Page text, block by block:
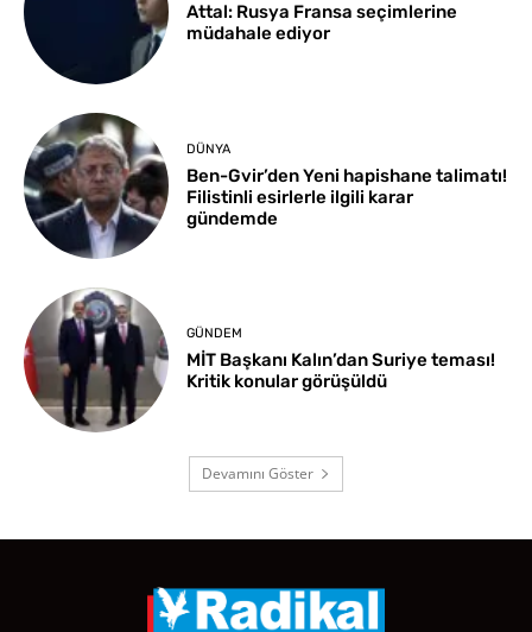
Attal: Rusya Fransa seçimlerine
müdahale ediyor
DÜNYA
Ben-Gvir’den Yeni hapishane talimatı!
Filistinli esirlerle ilgili karar
gündemde
GÜNDEM
MİT Başkanı Kalın’dan Suriye teması!
Kritik konular görüşüldü
Devamını Göster